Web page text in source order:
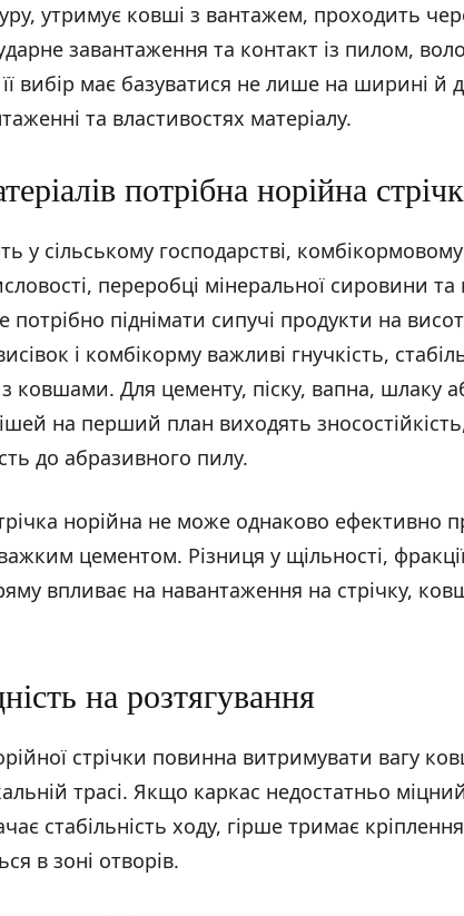
утримує ковші з вантажем, проходить
завантаження та контакт із пилом,
вибір має базуватися не лише на ширині й
та властивостях матеріалу.
потрібна норійна
у сільському господарстві,
переробці мінеральної сировини та
потрібно піднімати сипучі продукти на
і комбікорму важливі гнучкість,
ковшами. Для цементу, піску, вапна, шлаку
на перший план виходять
до абразивного пилу.
норійна не може однаково ефективно
цементом. Різниця у щільності,
впливає на навантаження на стрічку,
на розтягування
стрічки повинна витримувати вагу
трасі. Якщо каркас недостатньо
стабільність ходу, гірше тримає
в зоні отворів.